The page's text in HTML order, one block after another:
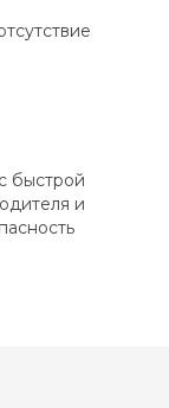
быстрой
и